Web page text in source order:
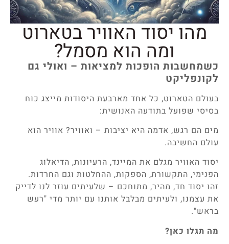
מהו יסוד האוויר בטארוט
ומה הוא מסמל?
כשמחשבות הופכות למציאות – ואולי גם
לקונפליקט
בעולם הטארוט, כל אחד מארבעת היסודות מייצג כוח
בסיסי שפועל בתודעה האנושית:
מים הם רגש, אדמה היא יציבות – ואוויר? אוויר הוא
עולם החשיבה.
יסוד האוויר מגלם את המיינד, הרעיונות, הדיאלוג
הפנימי, התקשורת, הספקות, ההחלטות וגם החרדות.
זהו יסוד חד, מהיר, מתוחכם – שלעיתים עוזר לנו לדייק
את עצמנו, ולעיתים מבלבל אותנו עם יותר מדי "רעש
בראש".
מה תגלו כאן?